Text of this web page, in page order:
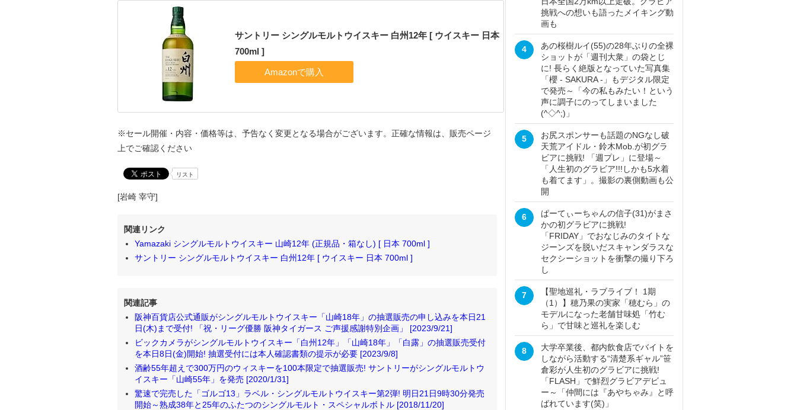
サントリー シングルモルトウイスキー 白州12年 [ ウイスキー 日本
700ml ]
※セール開催・内容・価格等は、予告なく変更となる場合がございます。正確な情報は、販売ページ
上でご確認ください
リスト
[岩崎 宰守]
関連リンク
Yamazaki シングルモルトウイスキー 山崎12年 (正規品・箱なし) [ 日本 700ml ]
サントリー シングルモルトウイスキー 白州12年 [ ウイスキー 日本 700ml ]
関連記事
阪神百貨店公式通販がシングルモルトウイスキー「山崎18年」の抽選販売の申し込みを本日21
日(木)まで受付! 「祝・リーグ優勝 阪神タイガース ご声援感謝特別企画」 [2023/9/21]
ビックカメラがシングルモルトウイスキー「白州12年」「山崎18年」「白露」の抽選販売受付
を本日8日(金)開始! 抽選受付には本人確認書類の提示が必要 [2023/9/8]
酒齢55年超えで300万円のウィスキーを100本限定で抽選販売! サントリーがシングルモルトウ
イスキー「山崎55年」を発売 [2020/1/31]
驚速で完売した「ゴルゴ13」ラベル・シングルモルトウイスキー第2弾! 明日21日9時30分発売
開始～熟成38年と25年のふたつのシングルモルト・スペシャルボトル [2018/11/20]
挑戦への想いも語ったメイキング動
画も
4
あの桜樹ルイ(55)の28年ぶりの全裸
ショットが「週刊大衆」の袋とじ
に! 長らく絶版となっていた写真集
「櫻 - SAKURA -」もデジタル限定
で発売～「今の私もみたい！という
声に調子にのってしまいました
(^◇^;)」
5
お尻スポンサーも話題のNGなし破
天荒アイドル・鈴木Mob.が初グラ
ビアに挑戦! 「週プレ」に登場～
「人生初のグラビア!!!しかも5水着
も着てます」。撮影の裏側動画も公
開
6
ぱーてぃーちゃんの信子(31)がまさ
かの初グラビアに挑戦!
「FRIDAY」でおなじみのタイトな
ジーンズを脱いだスキャンダラスな
セクシーショットを衝撃の撮り下ろ
し
7
【聖地巡礼・ラブライブ！ 1期
（1）】穂乃果の実家「穂むら」の
モデルになった老舗甘味処「竹む
ら」で甘味と巡礼を楽しむ
8
大学卒業後、都内飲食店でバイトを
しながら活動する“清楚系ギャル”笹
倉彩が人生初のグラビアに挑戦!
「FLASH」で鮮烈グラビアデビュ
ー～「仲間には『あやちゃみ』と呼
ばれています(笑)」